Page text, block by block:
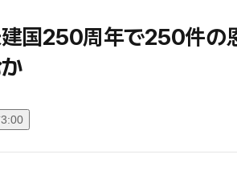
建国250周年で250件の